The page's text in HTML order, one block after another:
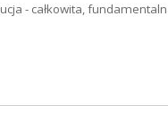
- całkowita,